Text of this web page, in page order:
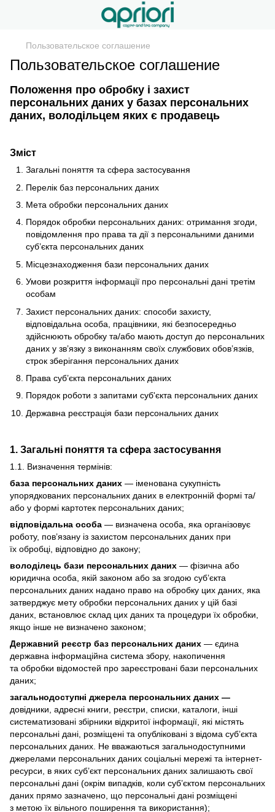
Пользовательское соглашение
Пользовательское соглашение
Положення про обробку і захист
персональних даних у базах персональних
даних, володільцем яких є продавець
Зміст
Загальні поняття та сфера застосування
Перелік баз персональних даних
Мета обробки персональних даних
Порядок обробки персональних даних: отримання згоди,
повідомлення про права та дії з персональними даними
суб’єкта персональних даних
Місцезнаходження бази персональних даних
Умови розкриття інформації про персональні дані третім
особам
Захист персональних даних: способи захисту,
відповідальна особа, працівники, які безпосередньо
здійснюють обробку та/або мають доступ до персональних
даних у зв’язку з виконанням своїх службових обов’язків,
строк зберігання персональних даних
Права суб’єкта персональних даних
Порядок роботи з запитами суб'єкта персональних даних
Державна реєстрація бази персональних даних
1. Загальні поняття та сфера застосування
1.1. Визначення термінів:
база персональних даних — іменована сукупність
упорядкованих персональних даних в електронній формі та/
або у формі картотек персональних даних;
відповідальна особа — визначена особа, яка організовує
роботу, пов’язану із захистом персональних даних при
їх обробці, відповідно до закону;
володілець бази персональних даних — фізична або
юридична особа, якій законом або за згодою суб’єкта
персональних даних надано право на обробку цих даних, яка
затверджує мету обробки персональних даних у цій базі
даних, встановлює склад цих даних та процедури їх обробки,
якщо інше не визначено законом;
Державний реєстр баз персональних даних — єдина
державна інформаційна система збору, накопичення
та обробки відомостей про зареєстровані бази персональних
даних;
загальнодоступні джерела персональних даних —
довідники, адресні книги, реєстри, списки, каталоги, інші
систематизовані збірники відкритої інформації, які містять
персональні дані, розміщені та опубліковані з відома суб’єкта
персональних даних. Не вважаються загальнодоступними
джерелами персональних даних соціальні мережі та інтернет-
ресурси, в яких суб’єкт персональних даних залишають свої
персональні дані (окрім випадків, коли суб’єктом персональних
даних прямо зазначено, що персональні дані розміщені
з метою їх вільного поширення та використання);